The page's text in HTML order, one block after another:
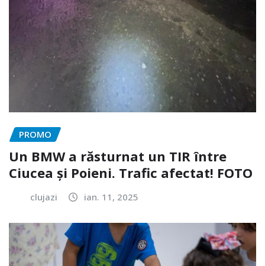
PROMO
Un BMW a răsturnat un TIR între
Ciucea și Poieni. Trafic afectat! FOTO
clujazi ian. 11, 2025